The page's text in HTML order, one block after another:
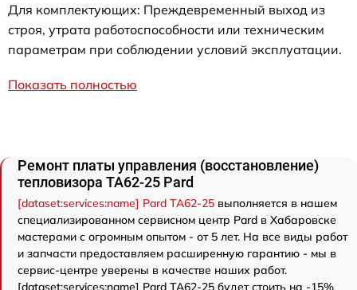
Для комплектующих: Преждевременный выход из
строя, утрата работоспособности или техническим
параметрам при соблюдении условий эксплуатации.
Показать полностью
Ремонт платы управления (восстановление)
тепловизора TA62-25 Pard
[dataset:services:name] Pard TA62-25 выполняется в нашем
специализированном сервисном центр Pard в Хабаровске
мастерами с огромным опытом - от 5 лет. На все виды работ
и запчасти предоставляем расширенную гарантию - мы в
сервис-центре уверены в качестве наших работ.
[dataset:services:name] Pard TA62-25 будет стоить на -15%